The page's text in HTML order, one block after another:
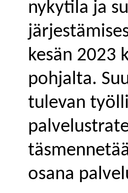
nykytila ja
kesän 2023
pohjalta.
tulevan
osana